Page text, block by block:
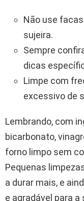
Não use
sujeira.
Sempre
dicas
Limpe com
excessivo de
Lembrando, com
bicarbonato,
forno limpo sem
Pequenas
a durar mais, e
e agradável para a